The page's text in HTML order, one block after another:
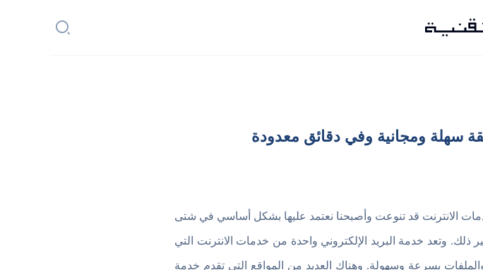
سهلة ومجانية وفي دقائق معدودة
الانترنت قد تنوعت وأصبحنا نعتمد عليها بشكل أساسي في شتى
ذلك. وتعد خدمة البريد الإلكتروني واحدة من خدمات الانترنت التي
بسرعة وسهولة. وهناك العديد من المواقع التي تقدم خدمة